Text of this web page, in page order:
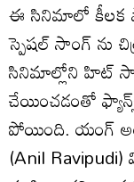
ఈ సినిమాలో కీలక
స్పెషల్ సాంగ్ ను
సినిమాల్లోని హిట్
చేయించడంతో
పోయింది. యంగ్
(Anil